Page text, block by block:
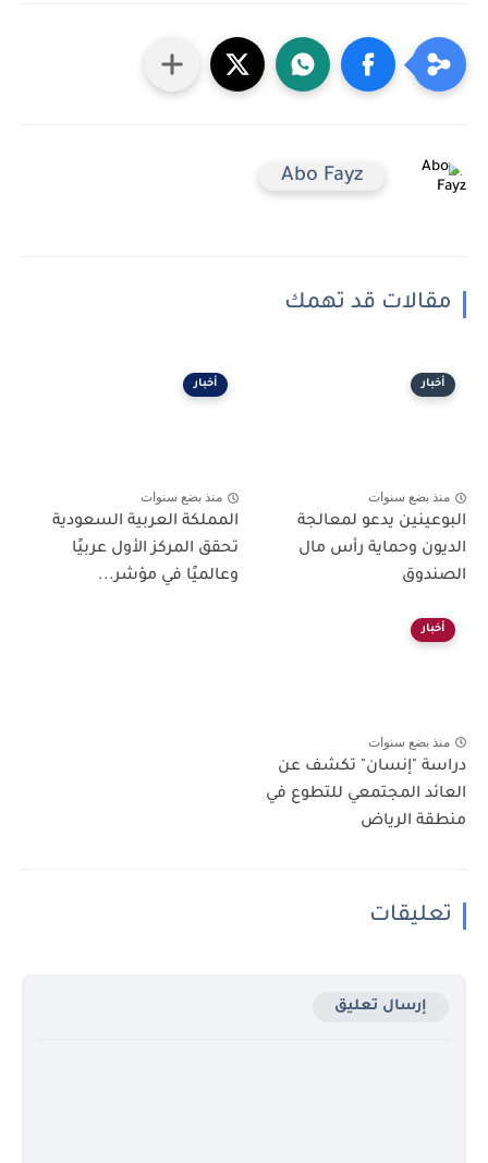
Abo Fayz
مقالات قد تهمك
أخبار
منذ بضع سنوات
البوعينين يدعو لمعالجة
الديون وحماية رأس مال
الصندوق
أخبار
منذ بضع سنوات
المملكة العربية السعودية
تحقق المركز الأول عربيًا
وعالميًا في مؤشر...
أخبار
منذ بضع سنوات
دراسة "إنسان" تكشف عن
العائد المجتمعي للتطوع في
منطقة الرياض
تعليقات
إرسال تعليق